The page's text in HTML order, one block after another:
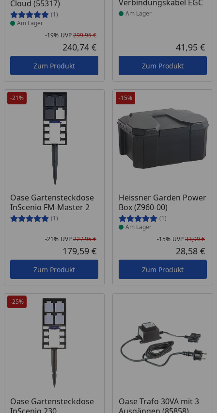
Cloud (55317)
(1)
Am Lager
Rabatt in Prozent
-19%
Ursprünglicher Preis
UVP299,95 €
Aktueller Preis
240,74 €
Zum Produkt
Verbindungskabel EGC
Am Lager
41,95 €
Zum Produkt
-21%
Oase Gartensteckdose
InScenio FM-Master 2
(1)
Rabatt in Prozent
-21%
Ursprünglicher Preis
UVP227,95 €
Aktueller Preis
179,59 €
Zum Produkt
-15%
Heissner Garden Power
Box (Z960-00)
(1)
Produkt am Lager
Am Lager
-15% UVP33,99 €
28,58 €
Zum Produkt
-25%
Oase Gartensteckdose
Produkt am Lager
Oase Trafo 30VA mit 3
Produkt am Lager